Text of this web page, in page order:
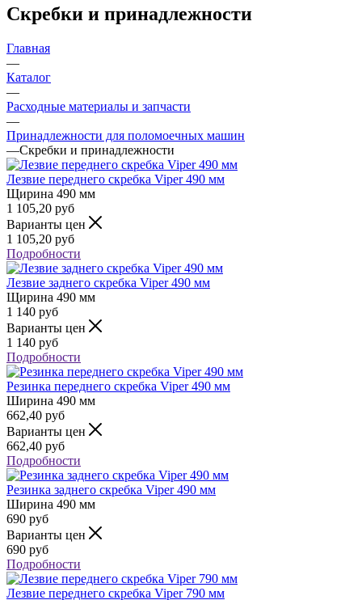
Скребки и принадлежности
Главная
—
Каталог
—
Расходные материалы и запчасти
—
Принадлежности для поломоечных машин
—Скребки и принадлежности
Лезвие переднего скребка Viper 490 мм
Щирина 490 мм
1 105,20 руб
Варианты цен
1 105,20 руб
Подробности
Лезвие заднего скребка Viper 490 мм
Щирина 490 мм
1 140 руб
Варианты цен
1 140 руб
Подробности
Резинка переднего скребка Viper 490 мм
Ширина 490 мм
662,40 руб
Варианты цен
662,40 руб
Подробности
Резинка заднего скребка Viper 490 мм
Ширина 490 мм
690 руб
Варианты цен
690 руб
Подробности
Лезвие переднего скребка Viper 790 мм